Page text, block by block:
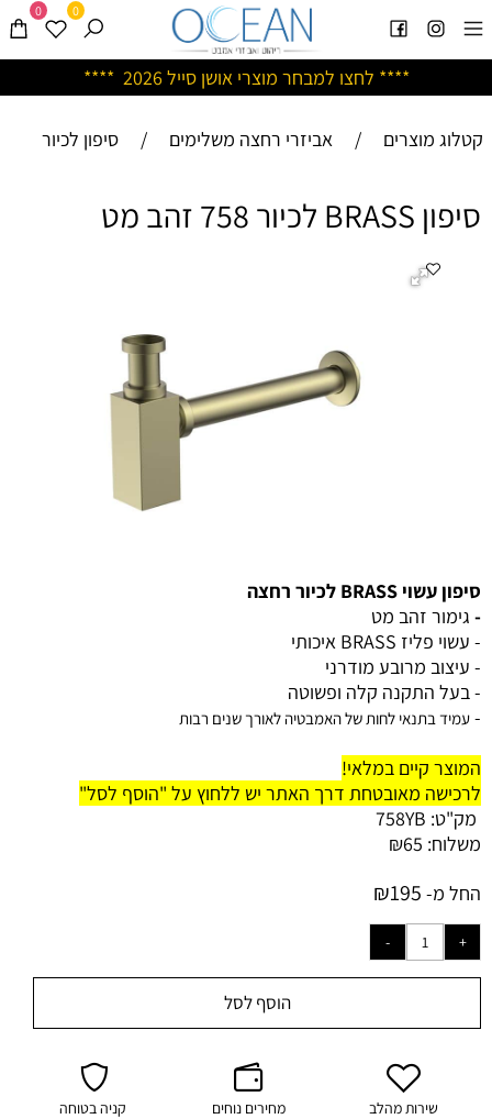
**** לחצו למבחר מוצרי אושן סייל 2026 ****
0 0
קטלוג מוצרים / אביזרי רחצה משלימים / סיפון לכיור
סיפון BRASS לכיור 758 זהב מט
סיפון עשוי BRASS לכיור רחצה
- גימור זהב מט
- עשוי פליז BRASS איכותי
- עיצוב מרובע מודרני
- בעל התקנה קלה ופשוטה
- עמיד בתנאי לחות של האמבטיה לאורך שנים רבות
המוצר קיים במלאי!
לרכישה מאובטחת דרך האתר יש ללחוץ על "הוסף לסל"
מק"ט: 758YB
משלוח:
₪65
החל מ-
₪195
הוסף לסל
שירות מהלב מחירים נוחים קניה בטוחה